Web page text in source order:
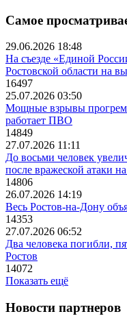
Самое
29.06.2026 18:48
На съезде «Единой
Ростовской области на
16497
25.07.2026 03:50
Мощные взрывы
работает ПВО
14849
27.07.2026 11:11
До восьми человек
после вражеской атаки
14806
26.07.2026 14:19
Весь Ростов-на-Дону
14353
27.07.2026 06:52
Два человека погибли,
Ростов
14072
Показать ещё
Новости партнеров